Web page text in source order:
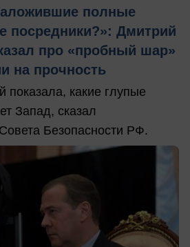
полные
посредники?»: Дмитрий
про «пробный шар»
на прочность
показала, какие глупые
Запад, сказал
Безопасности РФ.